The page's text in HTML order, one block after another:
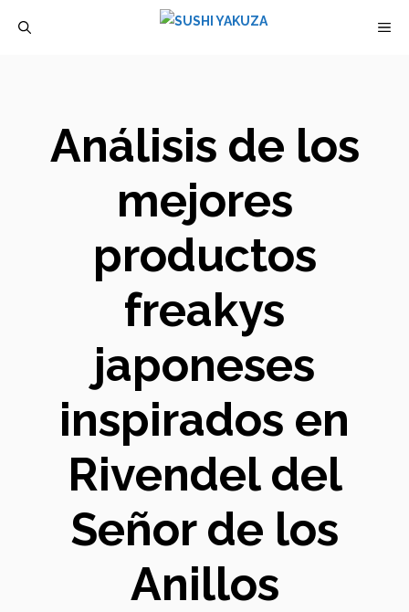
Análisis de los
mejores
productos
freakys
japoneses
inspirados en
Rivendel del
Señor de los
Anillos